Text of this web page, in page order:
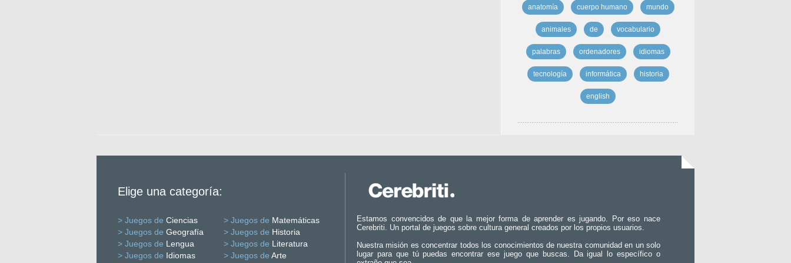
anatomía cuerpo humano mundo
animales de vocabulario
palabras ordenadores idiomas
tecnología informática historia
english
Elige una categoría:
> Juegos de Ciencias > Juegos de Matemáticas
> Juegos de Geografía > Juegos de Historia
> Juegos de Lengua > Juegos de Literatura
> Juegos de Idiomas > Juegos de Arte
Estamos convencidos de que la mejor forma de aprender es jugando. Por eso nace
Cerebriti. Un portal de juegos sobre cultura general creados por los propios usuarios.
Nuestra misión es concentrar todos los conocimientos de nuestra comunidad en un solo
lugar para que tú puedas encontrar ese juego que buscas. Da igual lo específico o